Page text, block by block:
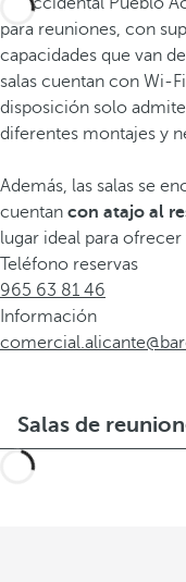
para reuniones, con
capacidades que van
salas cuentan con Wi-
disposición solo
diferentes montajes y
Además, las salas se
cuentan con atajo al
lugar ideal para
Teléfono reservas
965 63 81 46
Información
Salas de